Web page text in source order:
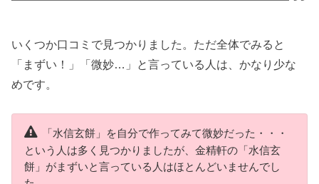
いくつか口コミで見つかりました。ただ全体でみると
「まずい！」「微妙…」と言っている人は、かなり少な
めです。
「水信玄餅」を自分で作ってみて微妙だった・・・
という人は多く見つかりましたが、金精軒の「水信玄
餅」がまずいと言っている人はほとんどいませんでし